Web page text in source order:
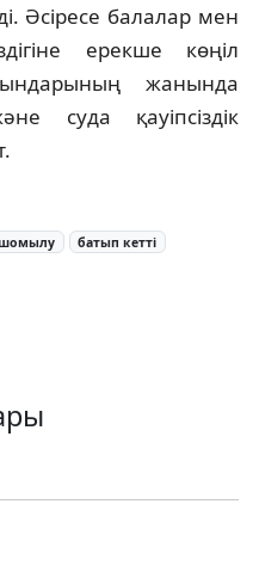
Әсіресе балалар мен
ерекше көңіл
жанында
суда қауіпсіздік
шомылу батып кетті